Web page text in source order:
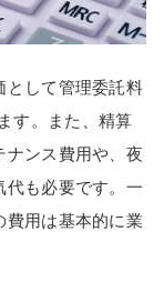
として管理委託料
す。また、精算
ナンス費用や、夜
代も必要です。一
費用は基本的に業